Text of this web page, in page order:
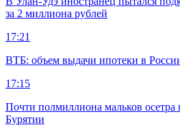
за 2 миллиона рублей
17:21
ВТБ: объем выдачи ипотеки в
17:15
Почти полмиллиона мальков
Бурятии